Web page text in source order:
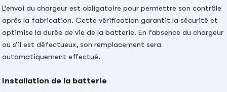
L’envoi du chargeur est obligatoire pour permettre son contrôle
après la fabrication. Cette vérification garantit la sécurité et
optimise la durée de vie de la batterie. En l’absence du chargeur
ou s’il est défectueux, son remplacement sera
automatiquement effectué.
Installation de la batterie